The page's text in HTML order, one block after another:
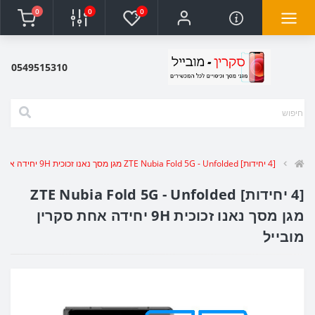
0
0
0
0549515310
[4 יחידות] ZTE Nubia Fold 5G - Unfolded מגן מסך נאנו זכוכית 9H יחידה אחת סקרין מובייל
[4 יחידות] ZTE Nubia Fold 5G - Unfolded
מגן מסך נאנו זכוכית 9H יחידה אחת סקרין
מובייל